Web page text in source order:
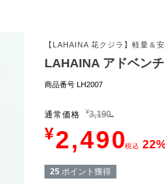
【LAHAINA 花クジラ】軽量＆
LAHAINA アドベン
商品番号 LH2007
通常価格 ¥3,190→
¥2,490税込
25 ポイント獲得